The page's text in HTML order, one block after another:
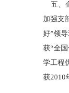
五、
加强支
好”领
获“全
学工程
获